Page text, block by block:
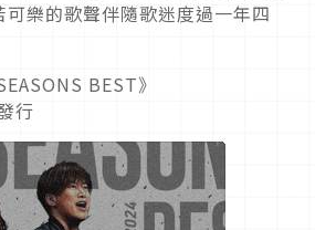
樂的歌聲伴隨歌迷度過一年四
BEST》
行